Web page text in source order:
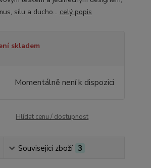
sílu a ducho... celý popis
skladem
Momentálně není k dispozici
Hlídat cenu / dostupnost
Související zboží 3